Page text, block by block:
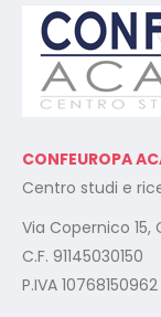
CONFEUROPA
Centro studi e
Via Copernico 15,
C.F. 91145030150
P.IVA 10768150962